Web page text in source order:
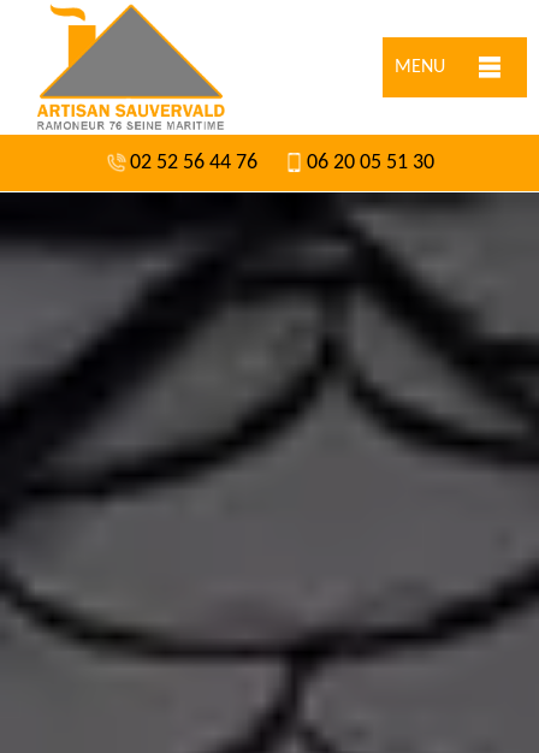
MENU
02 52 56 44 76 06 20 05 51 30